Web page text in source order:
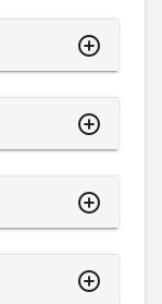
highlight_off
highlight_off
highlight_off
highlight_off